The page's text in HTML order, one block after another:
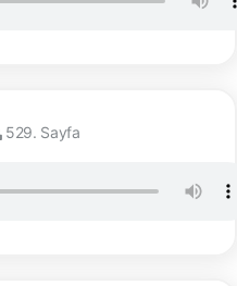
529. Sayfa